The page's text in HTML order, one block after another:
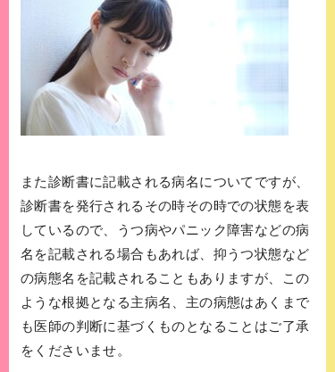
また診断書に記載される病名についてですが、
診断書を発行されるその時その時での状態を表
しているので、うつ病やパニック障害などの病
名を記載される場合もあれば、抑うつ状態など
の病態名を記載されることもありますが、この
ような根拠となる主病名、主の病態はあくまで
も医師の判断に基づくものとなることはご了承
をくださいませ。